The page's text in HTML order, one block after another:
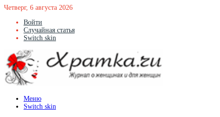
Четверг, 6 августа 2026
Войти
Случайная статья
Switch skin
Меню
Switch skin